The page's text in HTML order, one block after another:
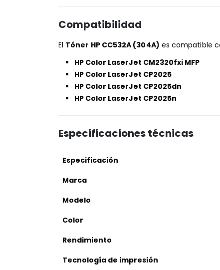
Compatibilidad
El Tóner HP CC532A (304A) es compatible
HP Color LaserJet CM2320fxi MFP
HP Color LaserJet CP2025
HP Color LaserJet CP2025dn
HP Color LaserJet CP2025n
Especificaciones técnicas
Especificación
Marca
Modelo
Color
Rendimiento
Tecnología de impresión